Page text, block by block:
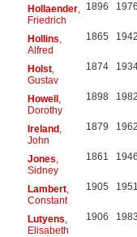
Hollaender,
Friedrich
1896 1976
Hollins,
Alfred
1865 1942
Holst,
Gustav
1874
Howell ,
Dorothy
1898 1982
Ireland ,
John
1879 1962
Jones,
Sidney
1861 1946
Lambert,
Constant
1905 1951
Lutyens,
Elisabeth
1906 1983